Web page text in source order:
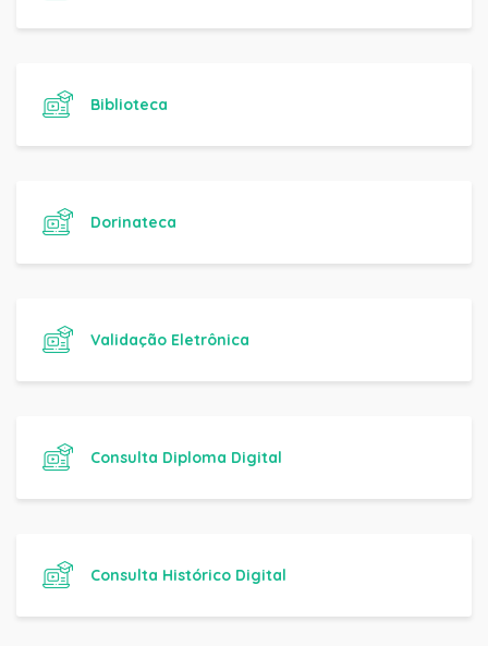
Biblioteca
Dorinateca
Validação Eletrônica
Consulta Diploma Digital
Consulta Histórico Digital